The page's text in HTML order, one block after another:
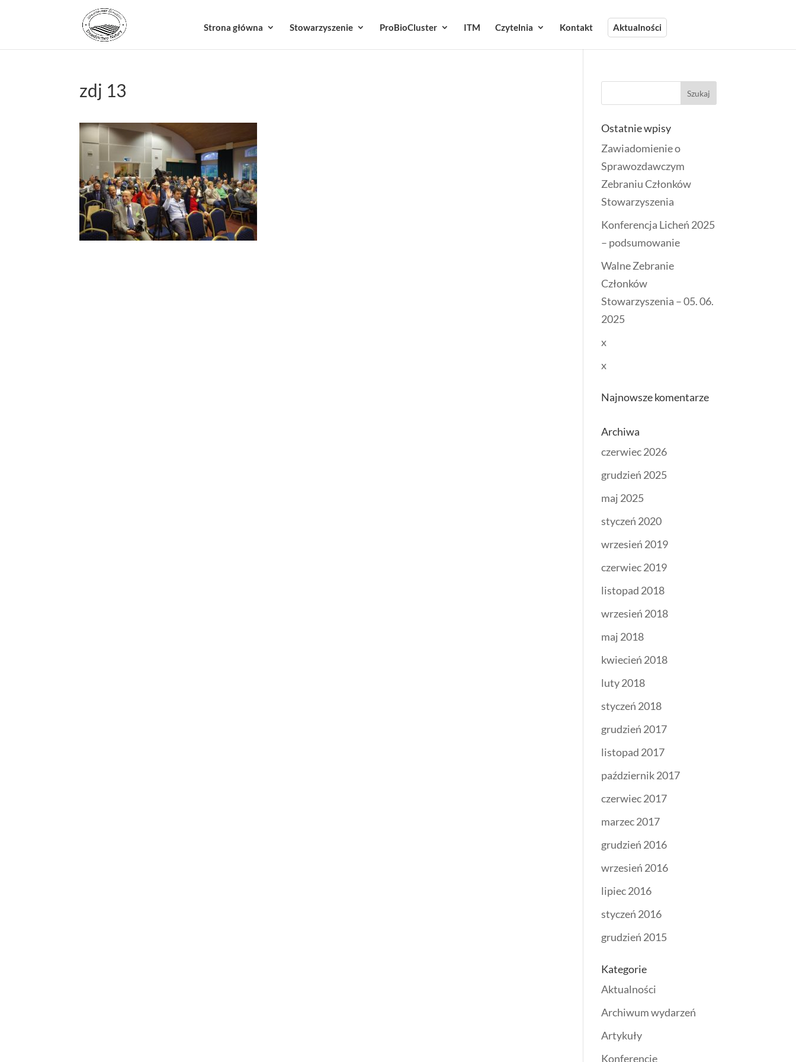
Strona główna Stowarzyszenie ProBioCluster ITM Czytelnia Kontakt Aktualności
zdj 13
Ostatnie wpisy
Zawiadomienie o
Sprawozdawczym
Zebraniu Członków
Stowarzyszenia
Konferencja Licheń 2025
– podsumowanie
Walne Zebranie
Członków
Stowarzyszenia – 05. 06.
2025
x
x
Najnowsze komentarze
Archiwa
czerwiec 2026
grudzień 2025
maj 2025
styczeń 2020
wrzesień 2019
czerwiec 2019
listopad 2018
wrzesień 2018
maj 2018
kwiecień 2018
luty 2018
styczeń 2018
grudzień 2017
listopad 2017
październik 2017
czerwiec 2017
marzec 2017
grudzień 2016
wrzesień 2016
lipiec 2016
styczeń 2016
grudzień 2015
Kategorie
Aktualności
Archiwum wydarzeń
Artykuły
Konferencje